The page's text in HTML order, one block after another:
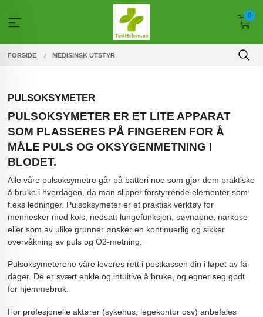
innholdet
0
FORSIDE MEDISINSK UTSTYR
PULSOKSYMETER
PULSOKSYMETER ER ET LITE APPARAT
SOM PLASSERES PÅ FINGEREN FOR Å
MÅLE PULS OG OKSYGENMETNING I
BLODET.
Alle våre pulsoksymetre går på batteri noe som gjør dem praktiske
å bruke i hverdagen, da man slipper forstyrrende elementer som
f.eks ledninger. Pulsoksymeter er et praktisk verktøy for
mennesker med kols, nedsatt lungefunksjon, søvnapne, narkose
eller som av ulike grunner ønsker en kontinuerlig og sikker
overvåkning av puls og O2-metning.
Pulsoksymeterene våre leveres rett i postkassen din i løpet av få
dager. De er svært enkle og intuitive å bruke, og egner seg godt
for hjemmebruk.
For profesjonelle aktører (sykehus, legekontor osv) anbefales